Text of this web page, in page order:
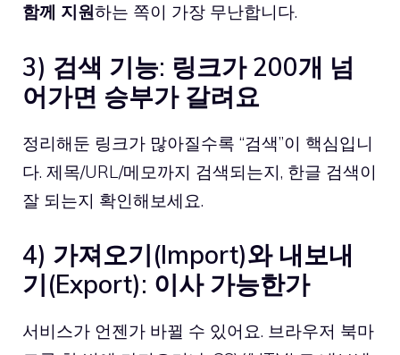
함께 지원하는 쪽이 가장 무난합니다.
3) 검색 기능: 링크가 200개 넘
어가면 승부가 갈려요
정리해둔 링크가 많아질수록 “검색”이 핵심입니
다. 제목/URL/메모까지 검색되는지, 한글 검색이
잘 되는지 확인해보세요.
4) 가져오기(Import)와 내보내
기(Export): 이사 가능한가
서비스가 언젠가 바뀔 수 있어요. 브라우저 북마